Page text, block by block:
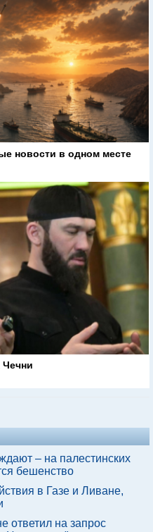
новости в одном месте
Чечни
– на палестинских
бешенство
в Газе и Ливане,
ответил на запрос